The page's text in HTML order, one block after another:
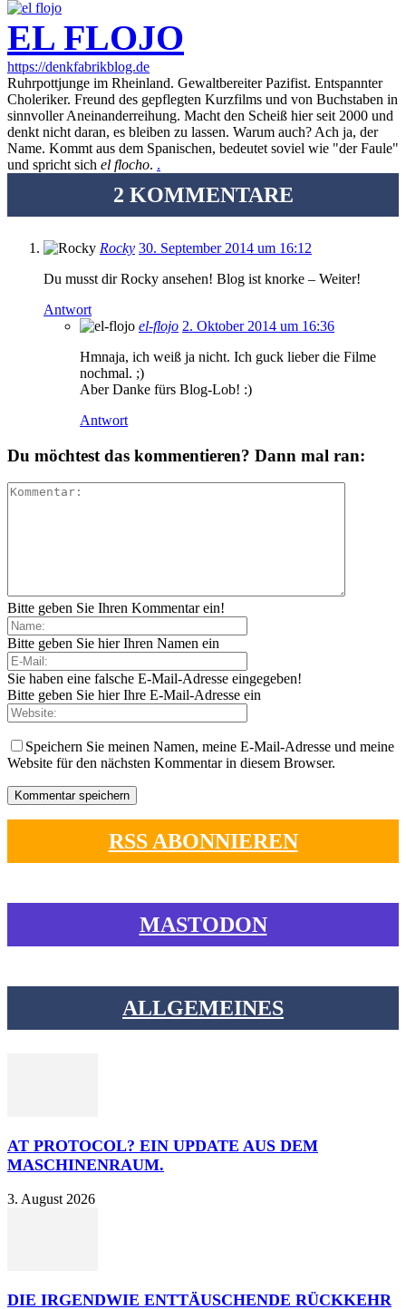
EL FLOJO
https://denkfabrikblog.de
Ruhrpottjunge im Rheinland. Gewaltbereiter Pazifist. Entspannter
Choleriker. Freund des gepflegten Kurzfilms und von Buchstaben in
sinnvoller Aneinanderreihung. Macht den Scheiß hier seit 2000 und
denkt nicht daran, es bleiben zu lassen. Warum auch? Ach ja, der
Name. Kommt aus dem Spanischen, bedeutet soviel wie "der Faule"
und spricht sich el flocho. .
2 KOMMENTARE
Rocky 30. September 2014 um 16:12
Du musst dir Rocky ansehen! Blog ist knorke – Weiter!
Antwort
el-flojo 2. Oktober 2014 um 16:36
Hmnaja, ich weiß ja nicht. Ich guck lieber die Filme
nochmal. ;)
Aber Danke fürs Blog-Lob! :)
Antwort
Du möchtest das kommentieren? Dann mal ran:
Bitte geben Sie Ihren Kommentar ein!
Bitte geben Sie hier Ihren Namen ein
Sie haben eine falsche E-Mail-Adresse eingegeben!
Bitte geben Sie hier Ihre E-Mail-Adresse ein
Speichern Sie meinen Namen, meine E-Mail-Adresse und meine
Website für den nächsten Kommentar in diesem Browser.
RSS ABONNIEREN
MASTODON
ALLGEMEINES
AT PROTOCOL? EIN UPDATE AUS DEM
MASCHINENRAUM.
3. August 2026
DIE IRGENDWIE ENTTÄUSCHENDE RÜCKKEHR